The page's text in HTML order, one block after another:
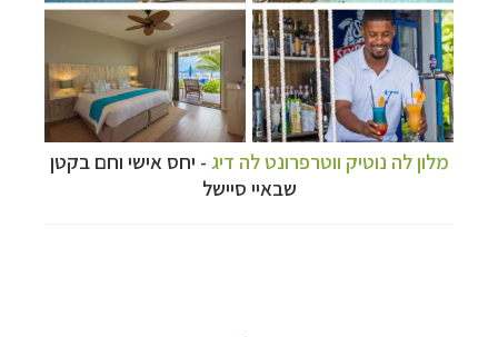
מלון לה נוטיק ווטרפרונט לה דיג - יחס אישי וחם בקטן
שבאיי סיישל